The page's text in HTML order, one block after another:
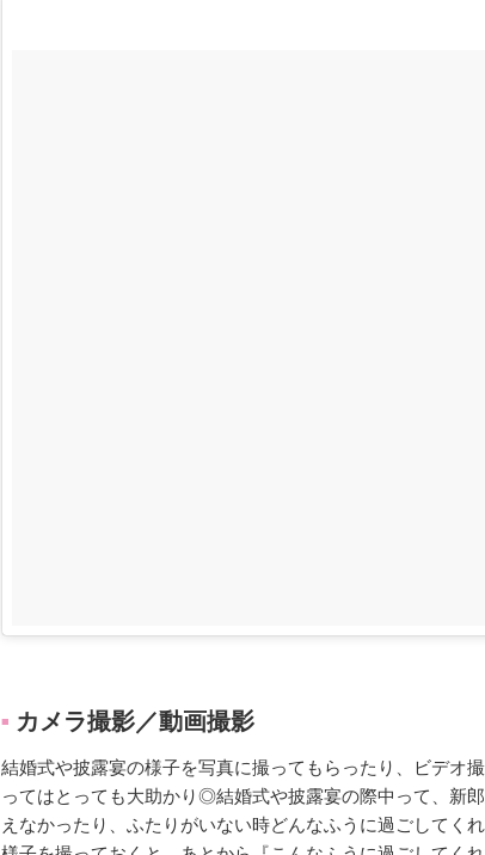
■ カメラ撮影／動画撮影
結婚式や披露宴の様子を写真に撮ってもらったり、ビデオ
ってはとっても大助かり◎結婚式や披露宴の際中って、新
えなかったり、ふたりがいない時どんなふうに過ごしてく